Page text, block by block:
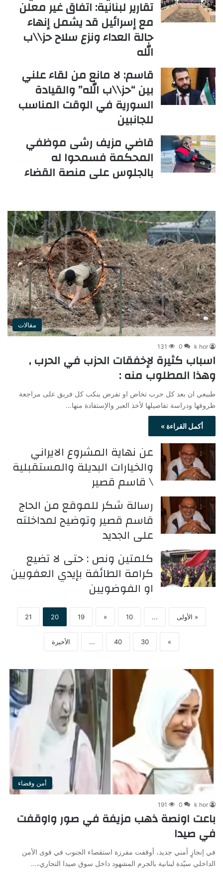
تقارير لبنانية: اتفاق غير معلن
مع إسرائيل قد يشمل إنهاء
حالة العداء ونزع سلاح حز\\ب
الله
قاسم: لا مانع من لقاء علني
بين “حز\\ب الله” والقيادة
السورية في الوقت المناسب
للجانبين
قاضي مزيف رشى موظفي
المحكمة فسمحوا له
بالجلوس على منصة القضاء
مقالات
k hor
0
131
اسباب كثيرة لإخفقات الحزب في الحرب ,
وهذا المطلوب منه :
طبيعي ان بعد كل حرب تخاض او تفرض ينكب كل فريق على مراجعة
ظروفها ودراسة تفاصيلها لأخذ العبر والإستفادة منها…
أكمل القراءة »
عن نهاية المشروع الايراني
والخيارات البديلة والمستقبلية
\ قاسم قصير
رسالة شكر للموقع من الحاج
قاسم قصير وتوضيح لمداخلته
على الجديد
كلمتين ونص : حتى لا تضيع
كرامة الطائفة بإيدي العفويين
او الفوضويين
« الأولى ...
10
«
19
20
21
»
30
40
... الأخيرة
أمن وقضاء
k hor
0
191
باعت اونصة ذهب مزيفة في صور واوقفت
في صيدا
في إنجازٍ أمني جديد، أوقفت مفرزة استقصاء الجنوب في قوى الأمن
الداخلي سيّدة لبنانية بالجرم المشهود داخل سوق صيدا التجاري،…